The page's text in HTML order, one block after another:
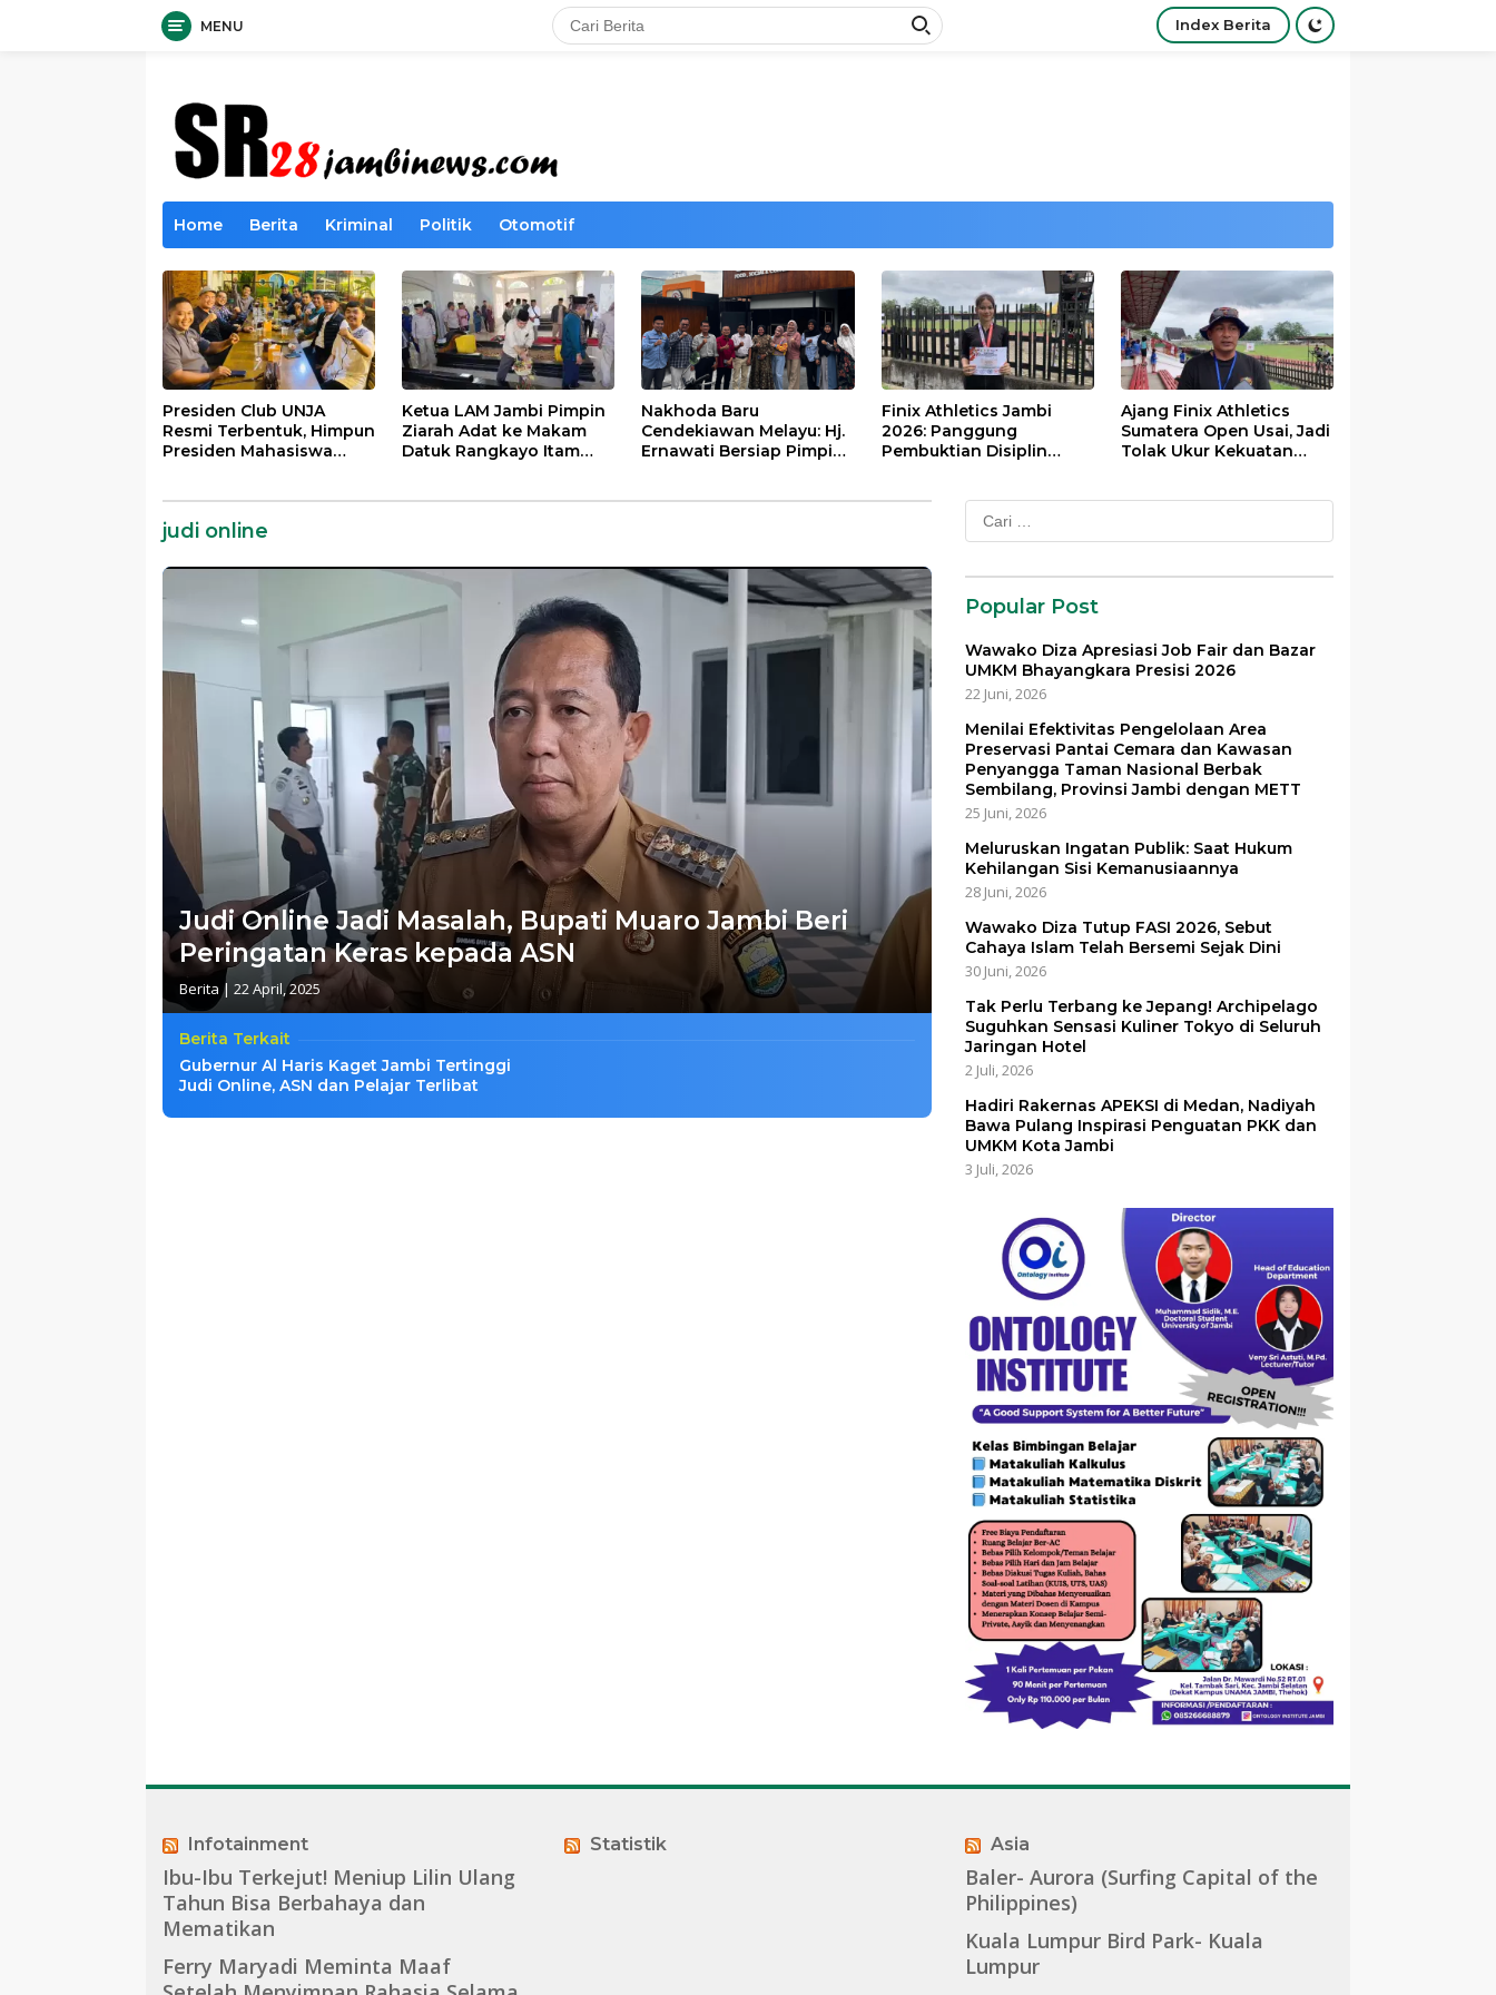
MENU Index Berita
Home Berita Kriminal Politik Otomotif
Presiden Club UNJA
Resmi Terbentuk, Himpun
Presiden Mahasiswa
Ketua LAM Jambi Pimpin
Ziarah Adat ke Makam
Datuk Rangkayo Itam
Nakhoda Baru
Cendekiawan Melayu: Hj.
Ernawati Bersiap Pimpin
Finix Athletics Jambi
2026: Panggung
Pembuktian Disiplin
Ajang Finix Athletics
Sumatera Open Usai, Jadi
Tolak Ukur Kekuatan
judi online
Judi Online Jadi Masalah, Bupati Muaro Jambi Beri
Peringatan Keras kepada ASN
Berita | 22 April, 2025
Berita Terkait
Gubernur Al Haris Kaget Jambi Tertinggi
Judi Online, ASN dan Pelajar Terlibat
Cari
untuk:
Popular Post
Wawako Diza Apresiasi Job Fair dan Bazar
UMKM Bhayangkara Presisi 2026
22 Juni, 2026
Menilai Efektivitas Pengelolaan Area
Preservasi Pantai Cemara dan Kawasan
Penyangga Taman Nasional Berbak
Sembilang, Provinsi Jambi dengan METT
25 Juni, 2026
Meluruskan Ingatan Publik: Saat Hukum
Kehilangan Sisi Kemanusiaannya
28 Juni, 2026
Wawako Diza Tutup FASI 2026, Sebut
Cahaya Islam Telah Bersemi Sejak Dini
30 Juni, 2026
Tak Perlu Terbang ke Jepang! Archipelago
Suguhkan Sensasi Kuliner Tokyo di Seluruh
Jaringan Hotel
2 Juli, 2026
Hadiri Rakernas APEKSI di Medan, Nadiyah
Bawa Pulang Inspirasi Penguatan PKK dan
UMKM Kota Jambi
3 Juli, 2026
Infotainment
Ibu-Ibu Terkejut! Meniup Lilin Ulang
Tahun Bisa Berbahaya dan
Mematikan
Ferry Maryadi Meminta Maaf
Statistik Asia
Baler- Aurora (Surfing Capital of the
Philippines)
Kuala Lumpur Bird Park- Kuala
Lumpur